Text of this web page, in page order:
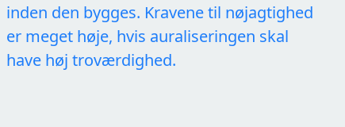
inden den bygges. Kravene til nøjagtighed
er meget høje, hvis auraliseringen skal
have høj troværdighed.